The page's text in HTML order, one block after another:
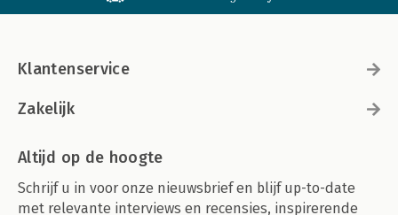
Klantenservice
Zakelijk
Altijd op de hoogte
Schrijf u in voor onze nieuwsbrief en blijf up-to-date
met relevante interviews en recensies, inspirerende